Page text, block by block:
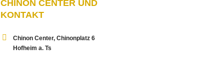
CHINON CENTER UND
KONTAKT
Chinon Center, Chinonplatz 6
Hofheim a. Ts